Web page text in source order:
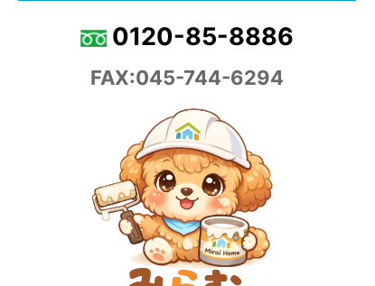
0120-85-8886
FAX:045-744-6294